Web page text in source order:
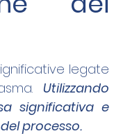
legate
Utilizzando
significativa e
processo.